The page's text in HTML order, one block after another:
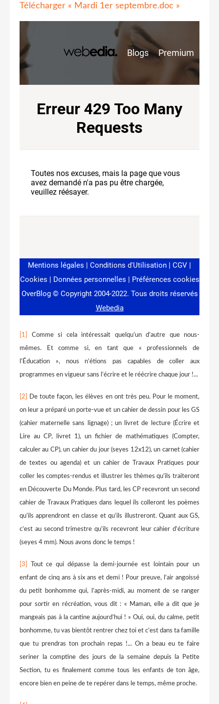
Télécharger « Mardi 1er septembre.doc »
[1]
Comme si cela intéressait quelqu’un d’autre que nous-
mêmes. Et comme si, en tant que « professionnels de
l’Éducation », nous n’étions pas capables de coller aux
programmes en vigueur sans l’écrire et le réécrire chaque jour !...
[2]
De toute façon, les élèves en ont très peu. Pour le moment,
on leur a préparé un porte-vue et un cahier de dessin pour les GS
(cahier maternelle sans lignage) ; un livret de lecture (Écrire et
Lire au CP, livret 1), un fichier de mathématiques (Compter,
calculer au CP), un cahier du jour (seyes 12x12), un carnet (cahier
de textes ou agenda) et un cahier de Travaux Pratiques pour
coller les comptes-rendus et illustrer les thèmes qu’ils traiteront
en Découverte Du Monde. Plus tard, les CP recevront un second
cahier de Travaux Pratiques dans lequel ils colleront les poèmes
qu’ils apprendront en classe et qu’ils illustreront. Quant aux GS,
c’est au second trimestre qu’ils recevront leur cahier d’écriture
(seyes 4 mm). Nous avons donc le temps !
[3]
Tout ce qui dépasse la demi-journée est lointain pour un
enfant de cinq ans à six ans et demi ! Pour preuve, l’air angoissé
du petit bonhomme qui, l’après-midi, au moment de se ranger
pour sortir en récréation, vous dit : « Maman, elle a dit que je
mangeais pas à la cantine aujourd’hui ! » Oui, oui, du calme, petit
bonhomme, tu vas bientôt rentrer chez toi et c’est dans ta famille
que tu prendras ton prochain repas !... On a beau eu te faire
seriner la comptine des jours de la semaine depuis la Petite
Section, tu es finalement comme tous les enfants de ton âge,
encore bien en peine de te repérer dans le temps, même proche.